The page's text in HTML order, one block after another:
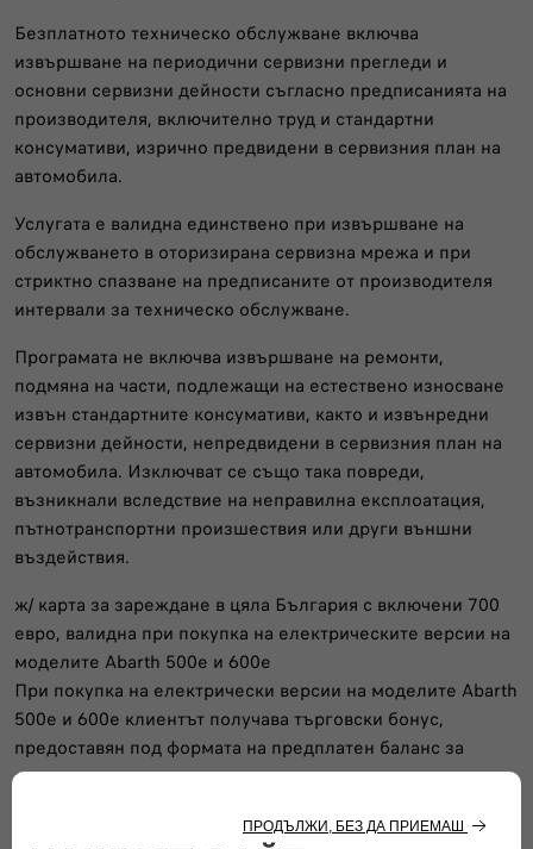
Безплатното техническо обслужване включва
извършване на периодични сервизни прегледи и
основни сервизни дейности съгласно предписанията на
производителя, включително труд и стандартни
консумативи, изрично предвидени в сервизния план на
автомобила.
Услугата е валидна единствено при извършване на
обслужването в оторизирана сервизна мрежа и при
стриктно спазване на предписаните от производителя
интервали за техническо обслужване.
Програмата не включва извършване на ремонти,
подмяна на части, подлежащи на естествено износване
извън стандартните консумативи, както и извънредни
сервизни дейности, непредвидени в сервизния план на
автомобила. Изключват се също така повреди,
възникнали вследствие на неправилна експлоатация,
пътнотранспортни произшествия или други външни
въздействия.
ж/ карта за зареждане в цяла България с включени 700
евро, валидна при покупка на електрическите версии на
моделите Abarth 500е и 600е
При покупка на електрически версии на моделите Abarth
500e и 600e клиентът получава търговски бонус,
предоставян под формата на предплатен баланс за
зареждане на електрическа енергия в рамките на